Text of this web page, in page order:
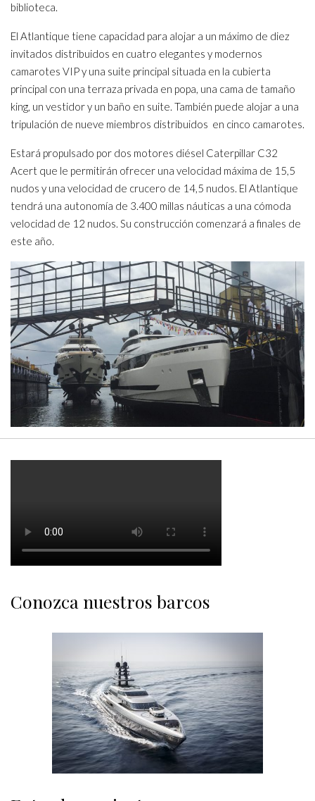
biblioteca.
El Atlantique tiene capacidad para alojar a un máximo de diez
invitados distribuidos en cuatro elegantes y modernos
camarotes VIP y una suite principal situada en la cubierta
principal con una terraza privada en popa, una cama de tamaño
king, un vestidor y un baño en suite. También puede alojar a una
tripulación de nueve miembros distribuidos en cinco camarotes.
Estará propulsado por dos motores diésel Caterpillar C32
Acert que le permitirán ofrecer una velocidad máxima de 15,5
nudos y una velocidad de crucero de 14,5 nudos. El Atlantique
tendrá una autonomía de 3.400 millas náuticas a una cómoda
velocidad de 12 nudos. Su construcción comenzará a finales de
este año.
Conozca nuestros barcos